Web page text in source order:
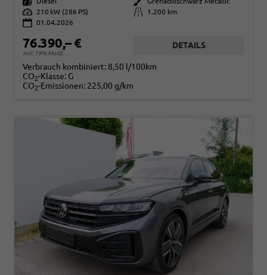
Leistung
210 kW (286 PS) Kilometerstand
1.200 km
01.04.2026
76.390,– €
incl. 19% MwSt.
DETAILS
Verbrauch kombiniert: 8,50 l/100km
CO2-Klasse: G
CO2-Emissionen: 225,00 g/km